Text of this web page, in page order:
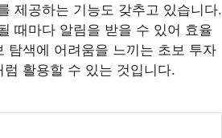
제공하는 기능도 갖추고 있습니다.
때마다 알림을 받을 수 있어 효율
탐색에 어려움을 느끼는 초보 투자
활용할 수 있는 것입니다.